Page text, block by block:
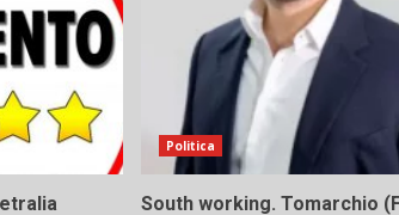
Politica
South working. Tomarchio